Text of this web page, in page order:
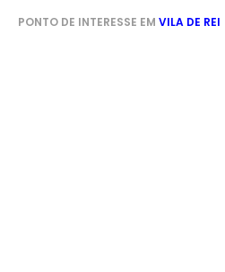
PONTO DE INTERESSE EM VILA DE REI